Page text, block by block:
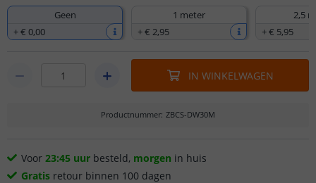
Geen
+€ 0,00
1 meter
+€ 2,95
2,5
+€ 5,95
IN WINKELWAGEN
Productnummer: ZBCS-DW30M
Voor 23:45 uur besteld, morgen in huis
Gratis retour binnen 100 dagen